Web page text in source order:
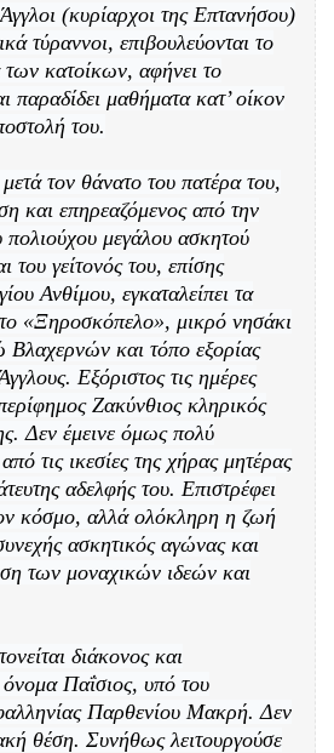
(κυρίαρχοι της Επτανήσου)
τύραννοι, επιβουλεύονται το
κατοίκων, αφήνει το
παραδίδει μαθήματα κατ’ οίκον
του.
τον θάνατο του πατέρα του,
και επηρεαζόμενος από την
μεγάλου ασκητού
του γείτονός του, επίσης
Ανθίμου, εγκαταλείπει τα
«Ξηροσκόπελο», μικρό νησάκι
και τόπο εξορίας
Εξόριστος τις ημέρες
Ζακύνθιος κληρικός
Δεν έμεινε όμως πολύ
τις ικεσίες της χήρας μητέρας
αδελφής του. Επιστρέφει
κόσμο, αλλά ολόκληρη η ζωή
ασκητικός αγώνας και
των μοναχικών ιδεών και
διάκονος και
Παΐσιος, υπό του
Παρθενίου Μακρή. Δεν
θέση. Συνήθως λειτουργούσε